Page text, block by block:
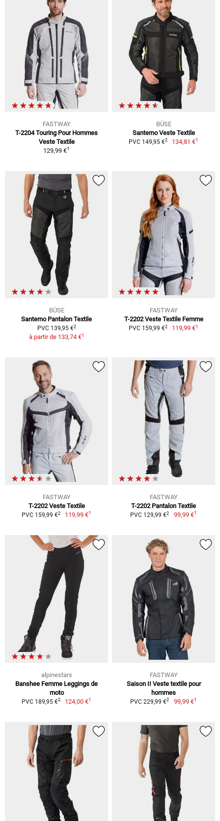
FASTWAY
T-2204 Touring Pour Hommes
Veste Textile
129,99 €1
BÜSE
Santerno Veste Textile
PVC 149,95 €2 134,81 €1
BÜSE
Santerno Pantalon Textile
PVC 139,95 €2
à partir de 133,74 €1
FASTWAY
T-2202 Veste Textile Femme
PVC 159,99 €2 119,99 €1
FASTWAY
T-2202 Veste Textile
PVC 159,99 €2 119,99 €1
FASTWAY
T-2202 Pantalon Textile
PVC 129,99 €2 99,99 €1
alpinestars
Banshee Femme Leggings de
moto
PVC 189,95 €2 124,00 €1
FASTWAY
Saison II Veste textile pour
hommes
PVC 229,99 €2 99,99 €1